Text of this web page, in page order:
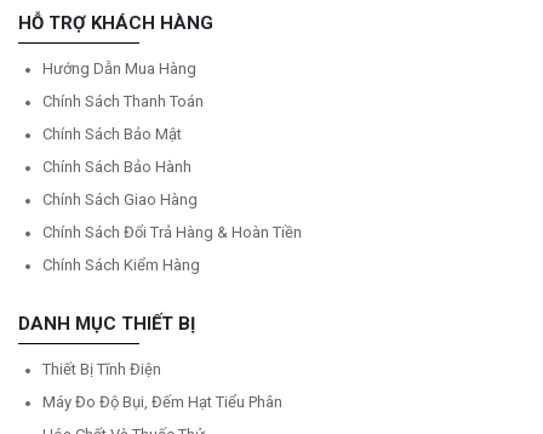
HỖ TRỢ KHÁCH HÀNG
Hướng Dẫn Mua Hàng
Chính Sách Thanh Toán
Chính Sách Bảo Mật
Chính Sách Bảo Hành
Chính Sách Giao Hàng
Chính Sách Đổi Trả Hàng & Hoàn Tiền
Chính Sách Kiểm Hàng
DANH MỤC THIẾT BỊ
Thiết Bị Tĩnh Điện
Máy Đo Độ Bụi, Đếm Hạt Tiểu Phân